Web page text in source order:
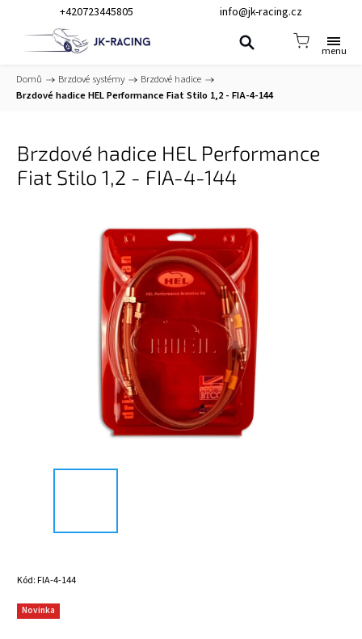
+420723445805 info@jk-racing.cz
Domů / Brzdové systémy / Brzdové hadice /
Brzdové hadice HEL Performance Fiat Stilo 1,2 - FIA-4-144
Brzdové hadice HEL Performance
Fiat Stilo 1,2 - FIA-4-144
Kód:FIA-4-144
Novinka